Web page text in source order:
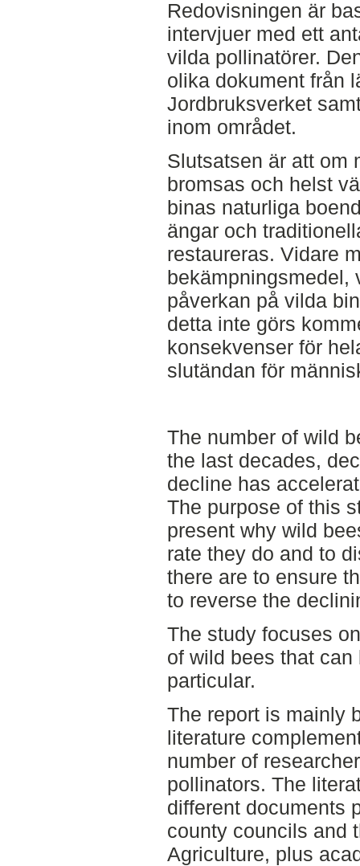
Redovisningen är
intervjuer med ett
vilda pollinatörer.
olika dokument från
Jordbruksverket
inom området.
Slutsatsen är att om
bromsas och helst
binas naturliga
ängar och
restaureras. Vidare
bekämpningsmedel,
påverkan på vilda
detta inte görs
konsekvenser för
slutändan för
The number of wild
the last decades,
decline has
The purpose of this
present why wild
rate they do and to
there are to ensure
to reverse the
The study focuses
of wild bees that
particular.
The report is mainly
literature
number of
pollinators. The
different documents
county councils and
Agriculture, plus